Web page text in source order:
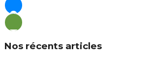
Nos récents articles